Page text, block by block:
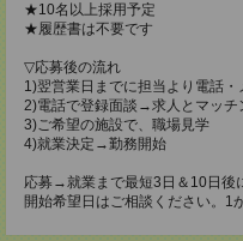
★10名以上採用予定
★履歴書は不要です
▽応募後の流れ
1)翌営業日までに担当より電話
2)電話で登録面談→求人とマッチ
3)ご希望の施設で、職場見学
4)就業決定→勤務開始
応募→就業まで最短3日＆10日後
開始希望日はご相談ください。1